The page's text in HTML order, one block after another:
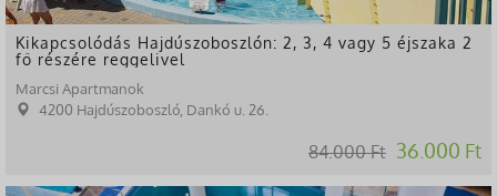
Kikapcsolódás Hajdúszoboszlón: 2, 3, 4 vagy 5 éjszaka 2
fő részére reggelivel
Marcsi Apartmanok
4200 Hajdúszoboszló, Dankó u. 26.
84.000 Ft 36.000 Ft